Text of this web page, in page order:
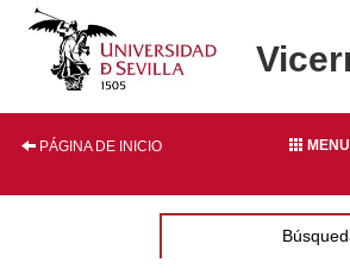
PÁGINA DE INICIO MENU